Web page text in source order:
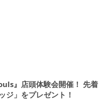
』店頭体験会開催！ 先着
ジ」をプレゼント！